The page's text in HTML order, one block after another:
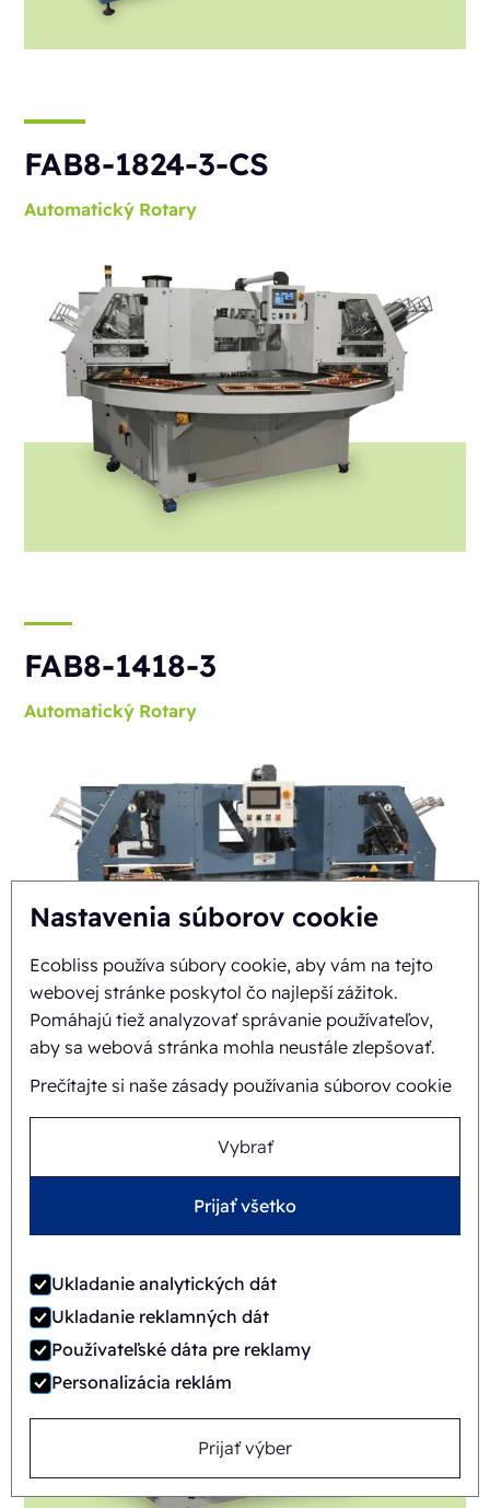
Nastavenia súborov cookie
Ecobliss používa súbory cookie, aby vám na tejto
webovej stránke poskytol čo najlepší zážitok.
Pomáhajú tiež analyzovať správanie používateľov,
aby sa webová stránka mohla neustále zlepšovať.
Prečítajte si naše zásady používania súborov cookie
Vybrať
Prijať všetko
Ukladanie analytických dát
Ukladanie reklamných dát
Používateľské dáta pre reklamy
Personalizácia reklám
Prijať výber
FAB8-1824-3-CS
Automatický Rotary
FAB8-1418-3
Automatický Rotary
FAB8-1824-3